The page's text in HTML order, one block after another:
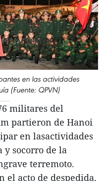
en las actividades
(Fuente: QPVN)
militares del
partieron de Hanoi
en lasactividades
y socorro de la
terremoto.
acto de despedida,